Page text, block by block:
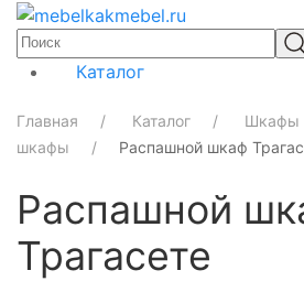
Каталог
Главная Каталог Шкафы
шкафы
Распашной шкаф
Распашной
Трагасете